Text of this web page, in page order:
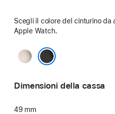
Scegli il colore del cinturino da
Apple Watch.
Naturale
Dimensioni della cassa
49 mm